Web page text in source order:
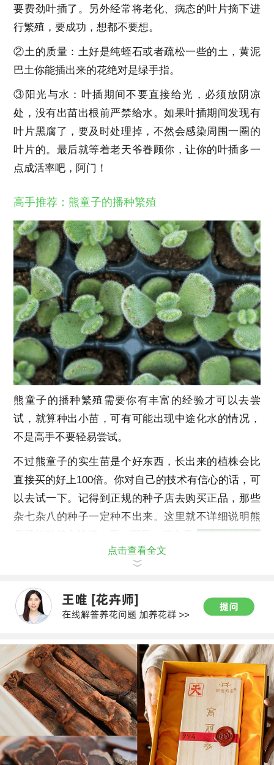
要费劲叶插了。另外经常将老化、病态的叶片摘下进
行繁殖，要成功，想都不要想。
②土的质量：土好是纯蛭石或者疏松一些的土，黄泥
巴土你能插出来的花绝对是绿手指。
③阳光与水：叶插期间不要直接给光，必须放阴凉
处，没有出苗出根前严禁给水。如果叶插期间发现有
叶片黑腐了，要及时处理掉，不然会感染周围一圈的
叶片的。最后就等着老天爷眷顾你，让你的叶插多一
点成活率吧，阿门！
高手推荐：熊童子的播种繁殖
熊童子的播种繁殖需要你有丰富的经验才可以去尝
试，就算种出小苗，可有可能出现中途化水的情况，
不是高手不要轻易尝试。
不过熊童子的实生苗是个好东西，长出来的植株会比
直接买的好上100倍。你对自己的技术有信心的话，可
以去试一下。记得到正规的种子店去购买正品，那些
杂七杂八的种子一定种不出来。这里就不详细说明熊
点击查看全文